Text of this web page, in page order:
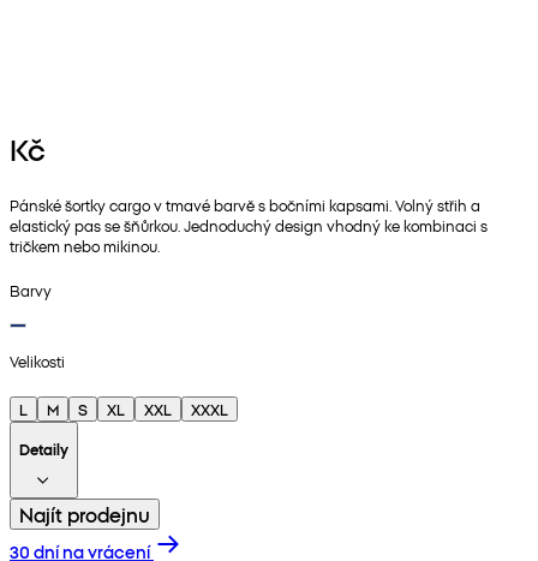
Kč
Pánské šortky cargo v tmavé barvě s bočními kapsami. Volný střih a
elastický pas se šňůrkou. Jednoduchý design vhodný ke kombinaci s
tričkem nebo mikinou.
Barvy
Velikosti
L M S XL XXL
XXXL
Detaily
Najít prodejnu
30 dní na vrácení